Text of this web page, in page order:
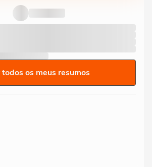
todos os meus resumos